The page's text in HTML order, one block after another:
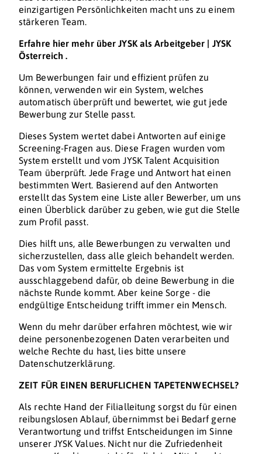
einzigartigen Persönlichkeiten macht uns zu einem
stärkeren Team.
Erfahre hier mehr überJYSK als Arbeitgeber | JYSK
Österreich .
Um Bewerbungen fair und effizient prüfen zu
können, verwenden wir ein System, welches
automatisch überprüft und bewertet, wie gut jede
Bewerbung zur Stelle passt.
Dieses System wertet dabei Antworten auf einige
Screening-Fragen aus. Diese Fragen wurden vom
System erstellt und vom JYSK Talent Acquisition
Team überprüft. Jede Frage und Antwort hat einen
bestimmten Wert. Basierend auf den Antworten
erstellt das System eine Liste aller Bewerber, um uns
einen Überblick darüber zu geben, wie gut die Stelle
zum Profil passt.
Dies hilft uns, alle Bewerbungen zu verwalten und
sicherzustellen, dass alle gleich behandelt werden.
Das vom System ermittelte Ergebnis ist
ausschlaggebend dafür, ob deine Bewerbung in die
nächste Runde kommt. Aber keine Sorge - die
endgültige Entscheidung trifft immer ein Mensch.
Wenn du mehr darüber erfahren möchtest, wie wir
deine personenbezogenen Daten verarbeiten und
welche Rechte du hast, lies bitte unsere
Datenschutzerklärung.
ZEIT FÜR EINEN BERUFLICHEN TAPETENWECHSEL?
Als rechte Hand der Filialleitung sorgst du für einen
reibungslosen Ablauf, übernimmst bei Bedarf gerne
Verantwortung und triffst Entscheidungen im Sinne
unserer JYSK Values. Nicht nur die Zufriedenheit